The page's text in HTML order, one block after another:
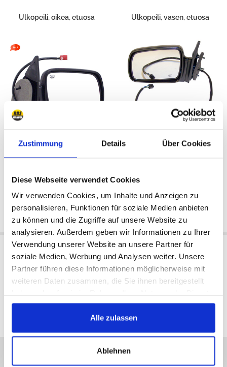
Zustimmung Details Über Cookies
Diese Webseite verwendet Cookies
Wir verwenden Cookies, um Inhalte und Anzeigen zu
personalisieren, Funktionen für soziale Medien anbieten
zu können und die Zugriffe auf unsere Website zu
analysieren. Außerdem geben wir Informationen zu Ihrer
Verwendung unserer Website an unsere Partner für
soziale Medien, Werbung und Analysen weiter. Unsere
Partner führen diese Informationen möglicherweise mit
weiteren Daten zusammen, die Sie ihnen bereitgestellt
gesammelt haben.
Alle zulassen
Ablehnen
Ulkopeili, oikea, etuosa
164 €
139 €
Osta nyt
Ulkopeili, vasen, etuosa
Osta nyt
Valitettavasti emme ole